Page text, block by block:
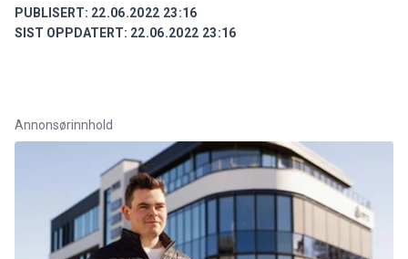
PUBLISERT: 22.06.2022 23:16
SIST OPPDATERT: 22.06.2022 23:16
Annonsørinnhold